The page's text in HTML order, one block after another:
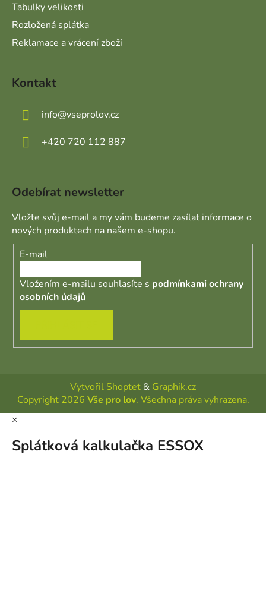
Tabulky velikosti
Rozložená splátka
Reklamace a vrácení zboží
Kontakt
info@vseprolov.cz
+420 720 112 887
Odebírat newsletter
Vložte svůj e-mail a my vám budeme zasílat informace o
nových produktech na našem e-shopu.
E-mail
Vložením e-mailu souhlasíte s podmínkami ochrany
osobních údajů
Vytvořil Shoptet & Graphik.cz
Copyright 2026 Vše pro lov. Všechna práva vyhrazena.
×
Splátková kalkulačka ESSOX